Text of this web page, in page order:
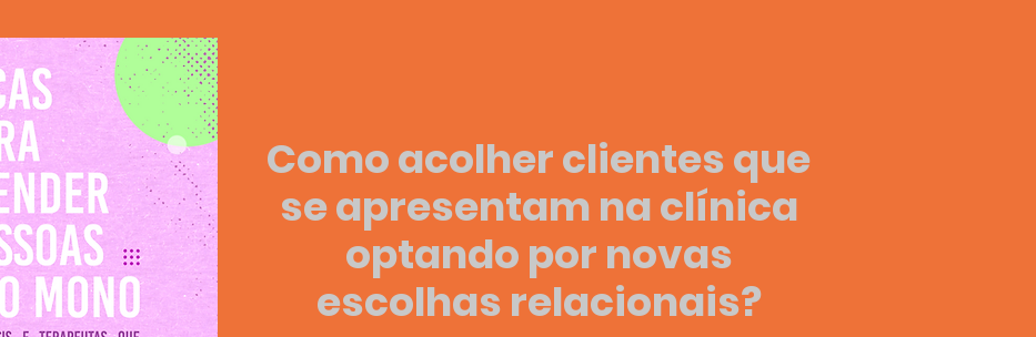
Como acolher clientes que
se apresentam na clínica
optando por novas
escolhas relacionais?